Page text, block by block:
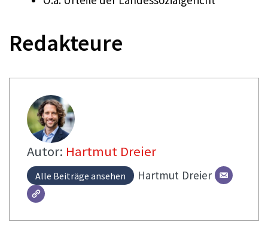
Redakteure
Autor: Hartmut Dreier
Alle Beiträge ansehen Hartmut Dreier